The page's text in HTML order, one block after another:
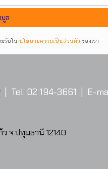
รับใน นโยบายความเป็นส่วนตัว ของเรา
| Tel. 02 194-3661 | E-
จ.ปทุมธานี 12140